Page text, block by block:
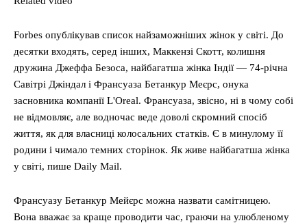
Forbes опублікував список найзаможніших жінок у світі. До
десятки входять, серед інших, Маккензі Скотт, колишня
дружина Джеффа Безоса, найбагатша жінка Індії — 74-річна
Савітрі Джіндал і Франсуаза Бетанкур Меєрс, онука
засновника компанії L'Oreal. Франсуаза, звісно, ні в чому собі
не відмовляє, але водночас веде доволі скромний спосіб
життя, як для власниці колосальних статків. Є в минулому її
родини і чимало темних сторінок. Як живе найбагатша жінка
у світі, пише Daily Mail.
Франсуазу Бетанкур Мейєрс можна назвати самітницею.
Вона вважає за краще проводити час, граючи на улюбленому